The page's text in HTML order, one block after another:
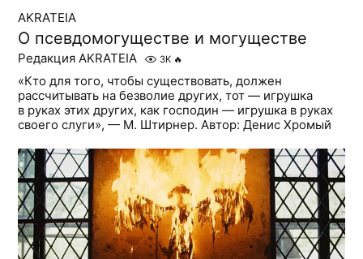
AKRATEIA
О псевдомогуществе и могуществе
Редакция AKRATEIA 3K 🔥
«Кто для того, чтобы существовать, должен
рассчитывать на безволие других, тот — игрушка
в руках этих других, как господин — игрушка в руках
своего слуги», — М. Штирнер. Автор: Денис Хромый